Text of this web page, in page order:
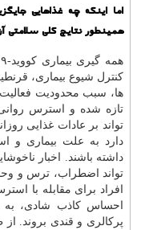
اما اینکه چه غذاهایی
همینطور نتایج کلی سلامتی
کنترل شیوع بیماری،
ها، سبب محدودیت
تازه شده و استرس
تواند بر عادات غذایی
دارد به علت بیماری و
تواند اضطراب، ترس و
افراد برای مقابله با
احساس کاذب شادی،
پرکالری و قندی بروند.